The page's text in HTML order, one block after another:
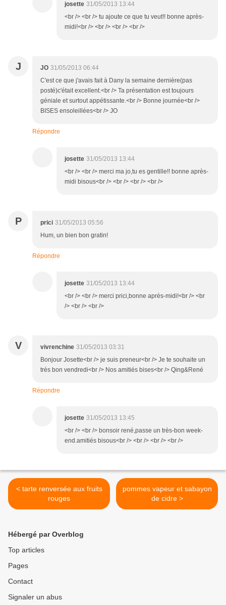
josette 31/05/2013 13:44
<br /> <br /> tu ajoute ce que tu veut!! bonne après-
midi!<br /> <br /> <br /> <br />
J JO 31/05/2013 06:44
C'est ce que j'avais fait à Dany la semaine dernière(pas
posté)c'était excellent.<br /> Ta présentation est toujours
géniale et surtout appétissante.<br /> Bonne journée<br />
BISES ensoleillées<br /> JO
Répondre
josette 31/05/2013 13:44
<br /> <br /> merci ma jo,tu es gentille!! bonne après-
midi bisous<br /> <br /> <br /> <br />
P prici 31/05/2013 05:56
Hum, un bien bon gratin!
Répondre
josette 31/05/2013 13:44
<br /> <br /> merci prici,bonne après-midi!<br /> <br
/> <br /> <br />
V vivrenchine 31/05/2013 03:31
Bonjour Josette<br /> je suis preneur<br /> Je te souhaite un
très bon vendredi<br /> Nos amitiés bises<br /> Qing&René
Répondre
josette 31/05/2013 13:45
<br /> <br /> bonsoir rené,passe un très-bon week-
end.amitiés bisous<br /> <br /> <br /> <br />
< tarte renversée aux fruits
rouges
pommes vapeur et sabayon
de cidre >
Hébergé par Overblog
Top articles
Pages
Contact
Signaler un abus